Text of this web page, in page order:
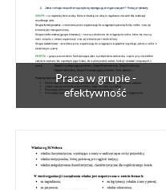
Praca w grupie -
efektywność